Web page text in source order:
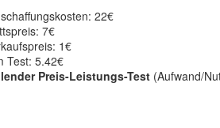
22€
7€
1€
Test: 5.42€
Preis-Leistungs-Test (Aufwand/